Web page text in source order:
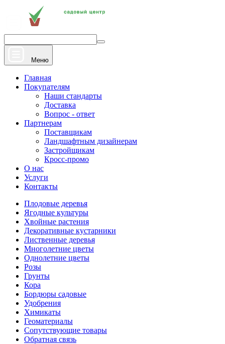
Меню
Главная
Покупателям
Наши стандарты
Доставка
Вопрос - ответ
Партнерам
Поставщикам
Ландшафтным дизайнерам
Застройщикам
Кросс-промо
О нас
Услуги
Контакты
Плодовые деревья
Ягодные культуры
Хвойные растения
Декоративные кустарники
Лиственные деревья
Многолетние цветы
Однолетние цветы
Розы
Грунты
Кора
Бордюры садовые
Удобрения
Химикаты
Геоматериалы
Сопутствующие товары
Обратная связь